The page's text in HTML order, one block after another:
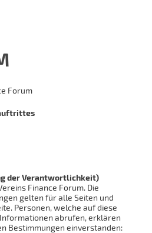
Forum
der Verantwortlichkeit)
Finance Forum. Die
gelten für alle Seiten und
Personen, welche auf diese
abrufen, erklären
Bestimmungen einverstanden: